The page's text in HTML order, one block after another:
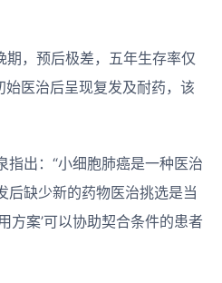
，预后极差，五年生存率仅
医治后呈现复发及耐药，该
出：“小细胞肺癌是一种医治
后缺少新的药物医治挑选是当
方案’可以协助契合条件的患者